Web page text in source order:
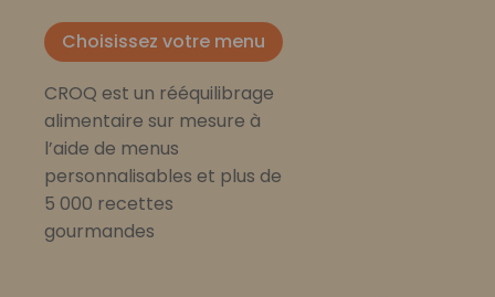
Choisissez votre menu
CROQ est un rééquilibrage
alimentaire sur mesure à
l’aide de menus
personnalisables et plus de
5 000 recettes
gourmandes